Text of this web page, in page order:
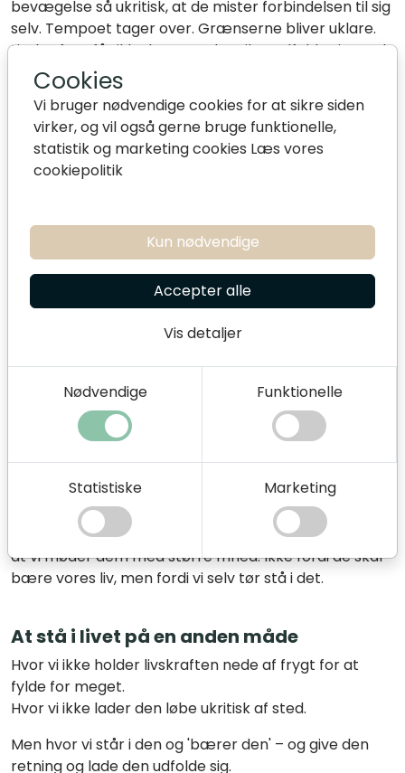
Cookies
Vi bruger nødvendige cookies for at sikre siden
virker, og vil også gerne bruge funktionelle,
statistik og marketing cookies Læs vores
cookiepolitik
Kun nødvendige
Accepter alle
Vis detaljer
Nødvendige Funktionelle
Statistiske Marketing
bevægelse så ukritisk, at de mister forbindelsen til sig
selv. Tempoet tager over. Grænserne bliver uklare.
Livskraften får ikke længere lov til at udfolde sig med
den retning og forankring, den har brug for.
At stå i livskraft handler derfor hverken om at holde
den nede eller lade sig rive ukritisk med. Det handler
om gradvist at kunne rumme den, stå i den og lade
den finde en retning, der skaber liv.
denne livskraft bliver mærkbar.
søger den anden. Den kan også være et sted, hvor
vores egen livskraft bliver vækket. Ikke fordi den
anden giver os noget, vi mangler, men fordi mødet
Noget af intensiteten kan handle om, at vi endnu ikke
helt har taget ejerskab for den livskraft, som
relationen kalder frem. Udvikling bliver derfor ikke at
det liv, den anden vækker i os, også er vores eget.
At tage livskraften hjem betyder ikke, at vi har mindre
brug for andre mennesker. Tværtimod. Det betyder,
at vi møder dem med større frihed. Ikke fordi de skal
bære vores liv, men fordi vi selv tør stå i det.
At stå i livet på en anden måde
Hvor vi ikke holder livskraften nede af frygt for at
fylde for meget.
Hvor vi ikke lader den løbe ukritisk af sted.
Men hvor vi står i den og 'bærer den' – og give den
retning og lade den udfolde sig.